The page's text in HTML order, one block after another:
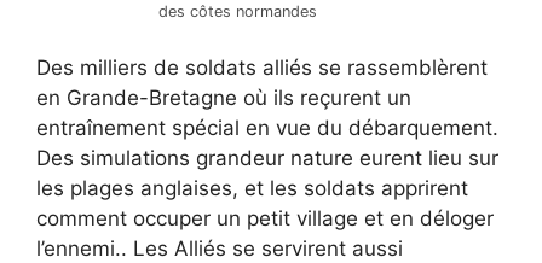
des côtes normandes
Des milliers de soldats alliés se rassemblèrent
en Grande-Bretagne où ils reçurent un
entraînement spécial en vue du débarquement.
Des simulations grandeur nature eurent lieu sur
les plages anglaises, et les soldats apprirent
comment occuper un petit village et en déloger
l’ennemi.. Les Alliés se servirent aussi